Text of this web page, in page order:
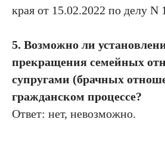
края от 15.02.2022 по делу N
5. Возможно ли
прекращения семейных
супругами (брачных
гражданском процессе?
Ответ: нет, невозможно.